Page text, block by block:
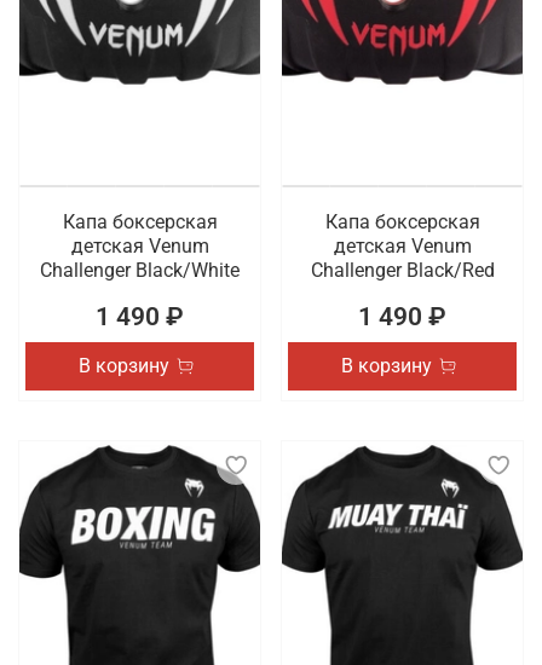
Капа боксерская
детская Venum
Challenger Black/White
1 490 ₽
В корзину
Капа боксерская
детская Venum
Challenger Black/Red
1 490 ₽
В корзину